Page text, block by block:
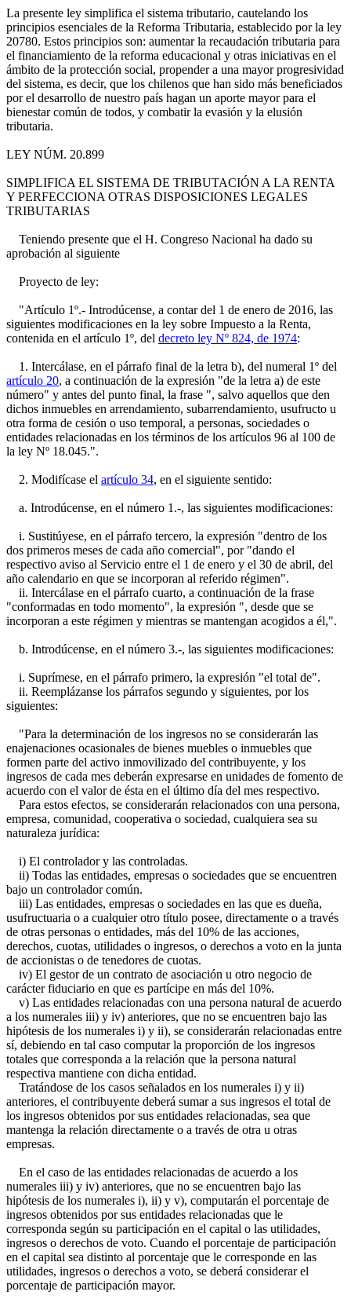
La presente ley simplifica el sistema tributario, cautelando los
principios esenciales de la Reforma Tributaria, establecido por la ley
20780. Estos principios son: aumentar la recaudación tributaria para
el financiamiento de la reforma educacional y otras iniciativas en el
ámbito de la protección social, propender a una mayor progresividad
del sistema, es decir, que los chilenos que han sido más beneficiados
por el desarrollo de nuestro país hagan un aporte mayor para el
bienestar común de todos, y combatir la evasión y la elusión
tributaria.
LEY NÚM. 20.899
SIMPLIFICA EL SISTEMA DE TRIBUTACIÓN A LA RENTA
Y PERFECCIONA OTRAS DISPOSICIONES LEGALES
TRIBUTARIAS
Teniendo presente que el H. Congreso Nacional ha dado su
aprobación al siguiente
Proyecto de ley:
"Artículo 1º.- Introdúcense, a contar del 1 de enero de 2016, las
siguientes modificaciones en la ley sobre Impuesto a la Renta,
contenida en el artículo 1º, del decreto ley Nº 824, de 1974:
1. Intercálase, en el párrafo final de la letra b), del numeral 1º del
artículo 20, a continuación de la expresión "de la letra a) de este
número" y antes del punto final, la frase ", salvo aquellos que den
dichos inmuebles en arrendamiento, subarrendamiento, usufructo u
otra forma de cesión o uso temporal, a personas, sociedades o
entidades relacionadas en los términos de los artículos 96 al 100 de
la ley Nº 18.045.".
2. Modifícase el artículo 34, en el siguiente sentido:
a. Introdúcense, en el número 1.-, las siguientes modificaciones:
i. Sustitúyese, en el párrafo tercero, la expresión "dentro de los
dos primeros meses de cada año comercial", por "dando el
respectivo aviso al Servicio entre el 1 de enero y el 30 de abril, del
año calendario en que se incorporan al referido régimen".
ii. Intercálase en el párrafo cuarto, a continuación de la frase
"conformadas en todo momento", la expresión ", desde que se
incorporan a este régimen y mientras se mantengan acogidos a él,".
b. Introdúcense, en el número 3.-, las siguientes modificaciones:
i. Suprímese, en el párrafo primero, la expresión "el total de".
ii. Reemplázanse los párrafos segundo y siguientes, por los
siguientes:
"Para la determinación de los ingresos no se considerarán las
enajenaciones ocasionales de bienes muebles o inmuebles que
formen parte del activo inmovilizado del contribuyente, y los
ingresos de cada mes deberán expresarse en unidades de fomento de
acuerdo con el valor de ésta en el último día del mes respectivo.
Para estos efectos, se considerarán relacionados con una persona,
empresa, comunidad, cooperativa o sociedad, cualquiera sea su
naturaleza jurídica:
i) El controlador y las controladas.
ii) Todas las entidades, empresas o sociedades que se encuentren
bajo un controlador común.
iii) Las entidades, empresas o sociedades en las que es dueña,
usufructuaria o a cualquier otro título posee, directamente o a través
de otras personas o entidades, más del 10% de las acciones,
derechos, cuotas, utilidades o ingresos, o derechos a voto en la junta
de accionistas o de tenedores de cuotas.
iv) El gestor de un contrato de asociación u otro negocio de
carácter fiduciario en que es partícipe en más del 10%.
v) Las entidades relacionadas con una persona natural de acuerdo
a los numerales iii) y iv) anteriores, que no se encuentren bajo las
hipótesis de los numerales i) y ii), se considerarán relacionadas entre
sí, debiendo en tal caso computar la proporción de los ingresos
totales que corresponda a la relación que la persona natural
respectiva mantiene con dicha entidad.
Tratándose de los casos señalados en los numerales i) y ii)
anteriores, el contribuyente deberá sumar a sus ingresos el total de
los ingresos obtenidos por sus entidades relacionadas, sea que
mantenga la relación directamente o a través de otra u otras
empresas.
En el caso de las entidades relacionadas de acuerdo a los
numerales iii) y iv) anteriores, que no se encuentren bajo las
hipótesis de los numerales i), ii) y v), computarán el porcentaje de
ingresos obtenidos por sus entidades relacionadas que le
corresponda según su participación en el capital o las utilidades,
ingresos o derechos de voto. Cuando el porcentaje de participación
en el capital sea distinto al porcentaje que le corresponde en las
utilidades, ingresos o derechos a voto, se deberá considerar el
porcentaje de participación mayor.